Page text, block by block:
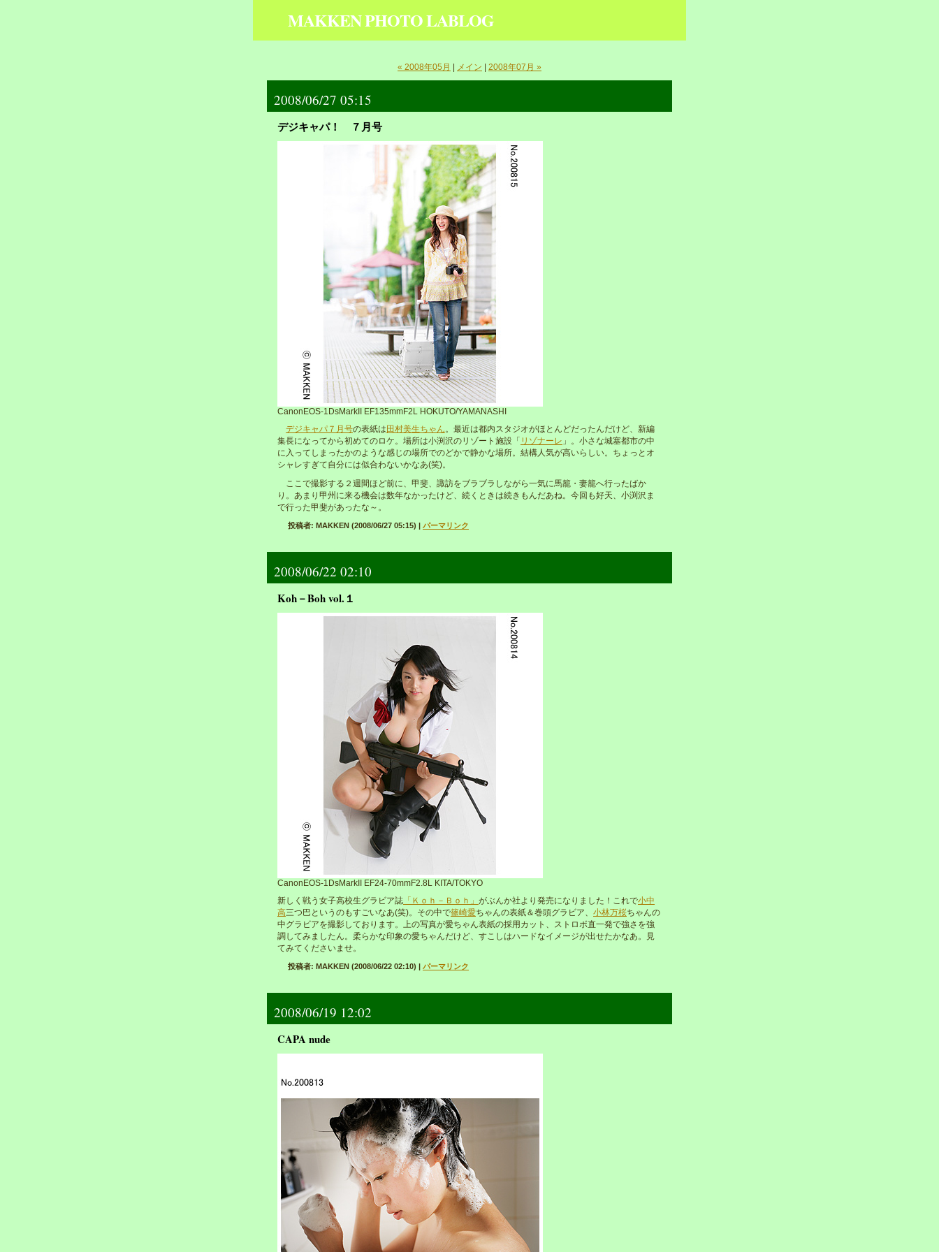
MAKKEN PHOTO LABLOG
« 2008年05月 メイン 2008年07月 »
2008/06/27 05:15
デジキャパ！ ７月号
CanonEOS-1DsMarkII EF135mmF2L HOKUTO/YAMANASHI
デジキャパ７月号の表紙は 田村美生ちゃん。最近は都内スタジオがほとんどだったんだけど、新編
集長になってから初めてのロケ。場所は小渕沢のリゾート施設「 リゾナーレ 」。小さな城塞都市の中
に入ってしまったかのような感じの場所でのどかで静かな場所。結構人気が高いらしい。ちょっとオ
シャレすぎて自分には似合わないかなあ(笑)。
ここで撮影する２週間ほど前に、甲斐、諏訪をブラブラしながら一気に馬籠・妻籠へ行ったばか
り。あまり甲州に来る機会は数年なかったけど、続くときは続きもんだあね。今回も好天、小渕沢ま
で行った甲斐があったな～。
投稿者: MAKKEN (2008/06/27 05:15) | パーマリンク
2008/06/22 02:10
Koh－Boh vol.１
CanonEOS-1DsMarkII EF24-70mmF2.8L KITA/TOKYO
新しく戦う女子高校生グラビア誌 「Ｋｏｈ－Ｂｏｈ」 がぶんか社より発売になりました！これで小中
高三つ巴というのもすごいなあ(笑)。その中で篠崎愛ちゃんの表紙＆巻頭グラビア、 小林万桜ちゃんの
中グラビアを撮影しております。上の写真が愛ちゃん表紙の採用カット、ストロボ直一発で強さを強
調してみましたん。柔らかな印象の愛ちゃんだけど、すこしはハードなイメージが出せたかなあ。見
てみてくださいませ。
投稿者: MAKKEN (2008/06/22 02:10) | パーマリンク
2008/06/19 12:02
CAPA nude